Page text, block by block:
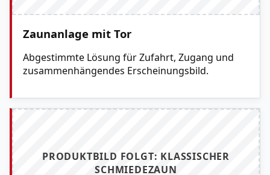
Zaunanlage mit Tor
Abgestimmte Lösung für Zufahrt, Zugang und
zusammenhängendes Erscheinungsbild.
PRODUKTBILD FOLGT: KLASSISCHER
SCHMIEDEZAUN